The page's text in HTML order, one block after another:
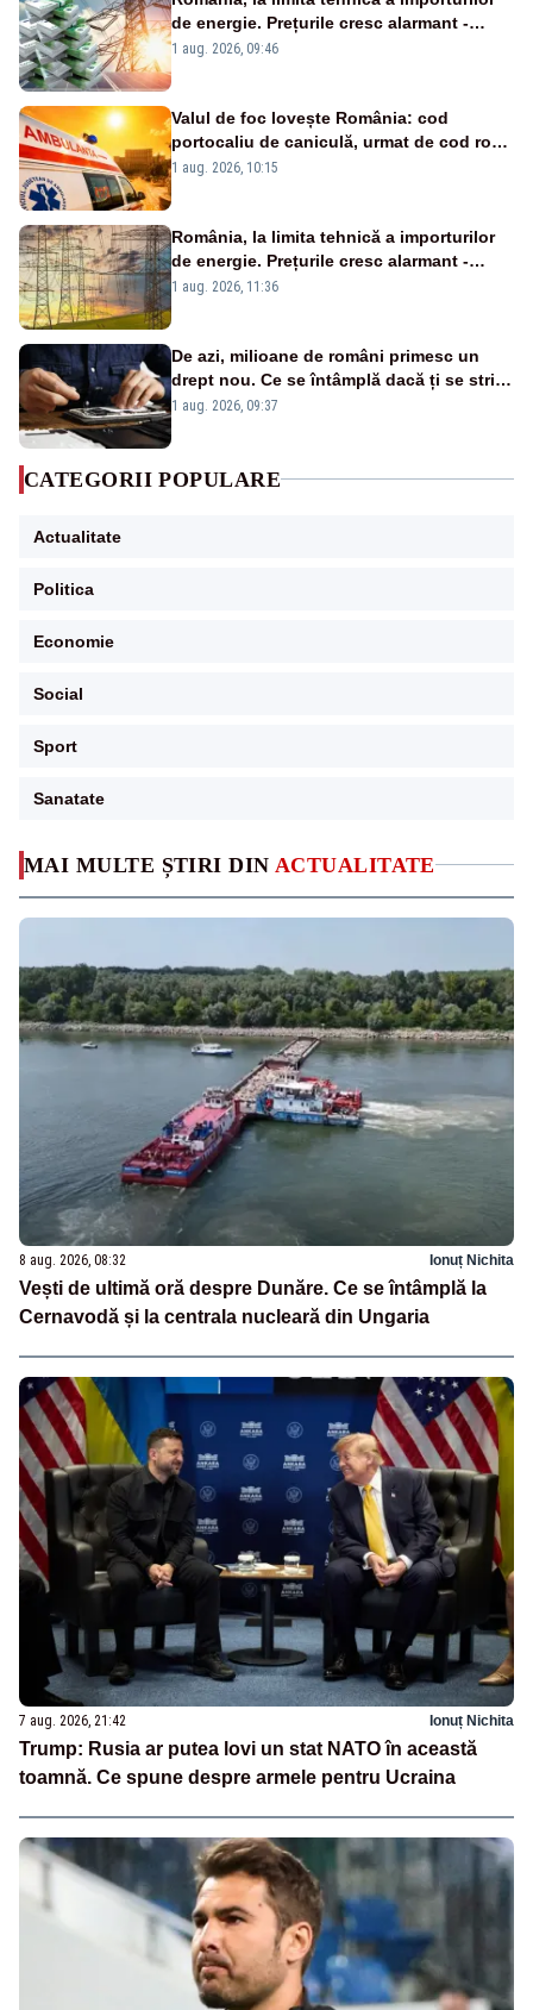
MAI MULTE ȘTIRI DIN ACTUALITATE
8 aug. 2026, 08:32 Ionuț Nichita
Vești de ultimă oră despre Dunăre. Ce se întâmplă la
Cernavodă și la centrala nucleară din Ungaria
7 aug. 2026, 21:42 Ionuț Nichita
Trump: Rusia ar putea lovi un stat NATO în această
toamnă. Ce spune despre armele pentru Ucraina
de energie. Prețurile cresc alarmant -
Analiză Realitatea Plus
1 aug. 2026, 09:46
Valul de foc lovește România: cod
portocaliu de caniculă, urmat de cod roșu
duminică. Temperaturile urcă spre 40°C
1 aug. 2026, 10:15
România, la limita tehnică a importurilor
de energie. Prețurile cresc alarmant -
Analiză Realitatea Plus
1 aug. 2026, 11:36
De azi, milioane de români primesc un
drept nou. Ce se întâmplă dacă ți se strică
un produs
1 aug. 2026, 09:37
CATEGORII POPULARE
Actualitate
Politica
Economie
Social
Sport
Sanatate